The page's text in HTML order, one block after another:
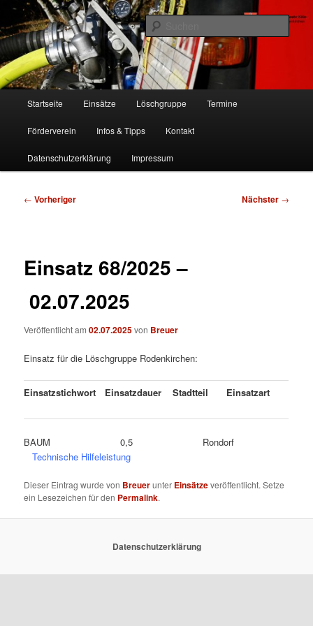
Zum
primären
Inhalt
springenFF Köln, LG RD
Freiwillige Feuerwehr Köln, Löschgruppe Rodenkirchen
Startseite Einsätze Löschgruppe Termine
Förderverein Infos & Tipps Kontakt
Datenschutzerklärung Impressum
Beitragsnavigation
← Vorheriger Nächster →
Einsatz 68/2025 –
02.07.2025
Veröffentlicht am02.07.2025von Breuer
Einsatz für die Löschgruppe Rodenkirchen:
Einsatzstichwort Einsatzdauer Stadtteil Einsatzart
BAUM 0,5 Rondorf
Technische Hilfeleistung
Dieser Eintrag wurde von Breuerunter Einsätzeveröffentlicht. Setze
ein Lesezeichen für den Permalink.
Datenschutzerklärung